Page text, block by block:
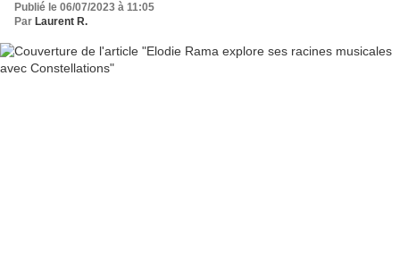
Publié le 06/07/2023 à 11:05
Par Laurent R.